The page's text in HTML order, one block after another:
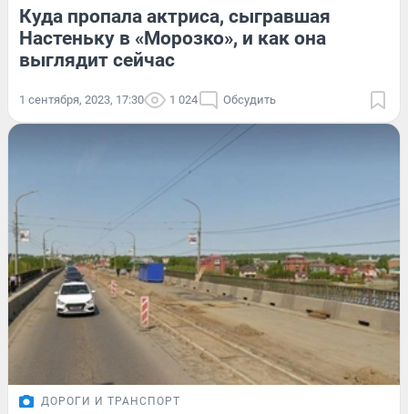
Куда пропала актриса, сыгравшая
Настеньку в «Морозко», и как она
выглядит сейчас
1 сентября, 2023, 17:30 1 024 Обсудить
ДОРОГИ И ТРАНСПОРТ